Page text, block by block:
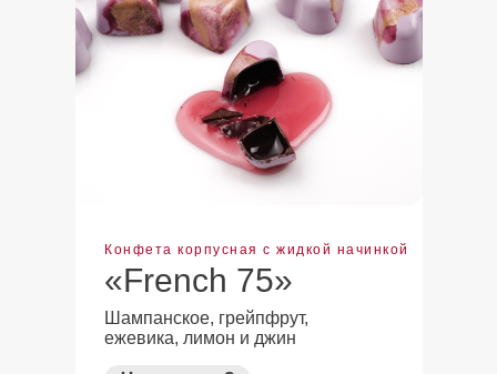
«French 75»
Конфета корпусная с жидкой начинкой
Шампанское, грейпфрут,
ежевика, лимон и джин